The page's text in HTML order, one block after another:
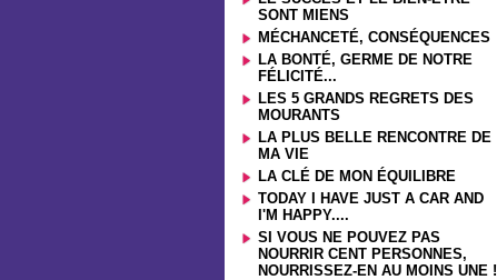
SONT MIENS
MÉCHANCETÉ, CONSÉQUENCES
LA BONTÉ, GERME DE NOTRE
FÉLICITÉ...
LES 5 GRANDS REGRETS DES
MOURANTS
LA PLUS BELLE RENCONTRE DE
MA VIE
LA CLÉ DE MON ÉQUILIBRE
TODAY I HAVE JUST A CAR AND
I'M HAPPY....
SI VOUS NE POUVEZ PAS
NOURRIR CENT PERSONNES,
NOURRISSEZ-EN AU MOINS UNE !